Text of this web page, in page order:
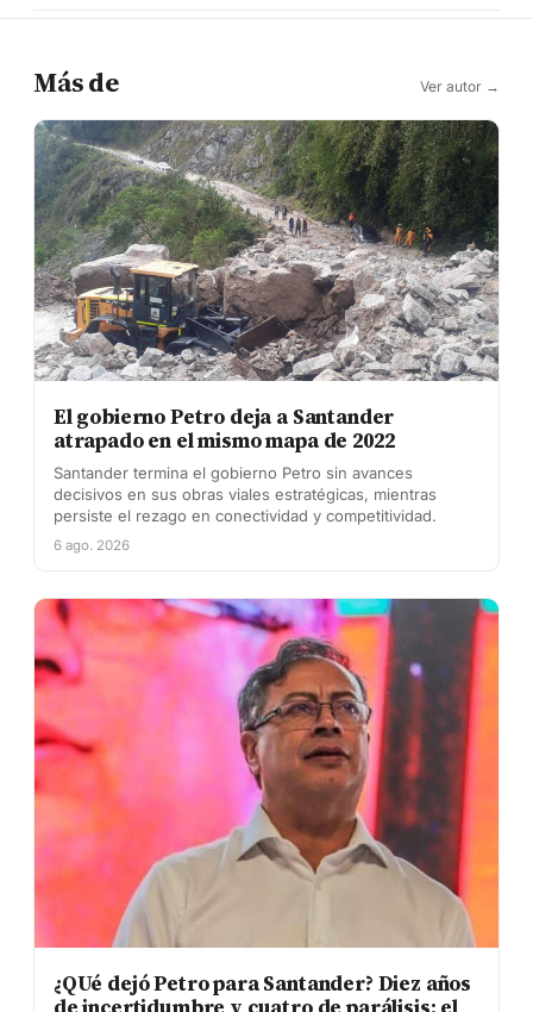
Más de Ver autor →
El gobierno Petro deja a Santander
atrapado en el mismo mapa de 2022
Santander termina el gobierno Petro sin avances
decisivos en sus obras viales estratégicas, mientras
persiste el rezago en conectividad y competitividad.
6 ago. 2026
¿QUé dejó Petro para Santander? Diez años